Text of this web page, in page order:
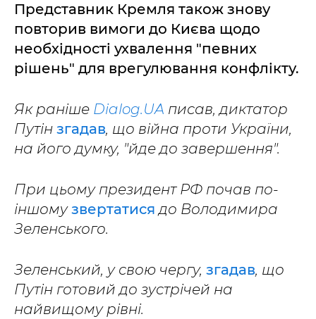
Представник Кремля також знову
повторив вимоги до Києва щодо
необхідності ухвалення "певних
рішень" для врегулювання конфлікту.
Як раніше Dialog.UA писав, диктатор
Путін згадав, що війна проти України,
на його думку, "йде до завершення".
При цьому президент РФ почав по-
іншомузвертатися до Володимира
Зеленського.
Зеленський, у свою чергу, згадав, що
Путін готовий до зустрічей на
найвищому рівні.